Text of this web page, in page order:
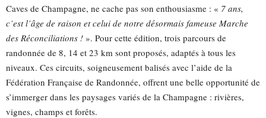
Caves de Champagne, ne cache pas son enthousiasme : « 7 ans,
c’est l’âge de raison et celui de notre désormais fameuse Marche
des Réconciliations ! ». Pour cette édition, trois parcours de
randonnée de 8, 14 et 23 km sont proposés, adaptés à tous les
niveaux. Ces circuits, soigneusement balisés avec l’aide de la
Fédération Française de Randonnée, offrent une belle opportunité de
s’immerger dans les paysages variés de la Champagne : rivières,
vignes, champs et forêts.